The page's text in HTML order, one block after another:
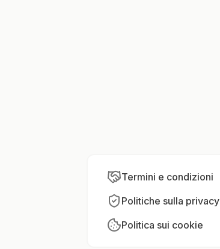
Termini e condizioni
Politiche sulla privacy
Politica sui cookie